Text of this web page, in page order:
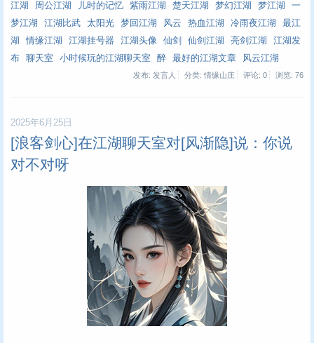
江湖
周公江湖 儿时的记忆 紫雨江湖 楚天江湖 梦幻江湖 梦江湖
一
梦江湖
江湖比武 太阳光 梦回江湖 风云 热血江湖 冷雨夜江湖
最江
湖
情缘江湖 江湖挂号器 江湖头像 仙剑 仙剑江湖 亮剑江湖
江湖发
布
聊天室 小时候玩的江湖聊天室 醉 最好的江湖文章 风云江湖
发布: 发言人 分类: 情缘山庄 评论: 0 浏览: 76
2025年6月25日
[浪客剑心]在江湖聊天室对[风渐隐]说：你说
对不对呀